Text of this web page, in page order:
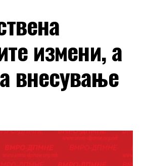
измени, а
внесување